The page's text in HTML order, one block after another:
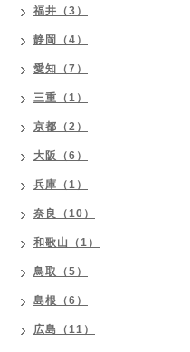
福井（3）
静岡（4）
愛知（7）
三重（1）
京都（2）
大阪（6）
兵庫（1）
奈良（10）
和歌山（1）
鳥取（5）
島根（6）
広島（11）